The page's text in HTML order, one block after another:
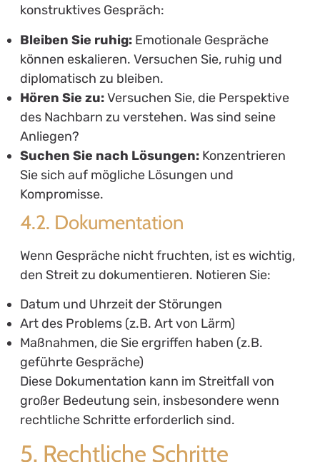
konstruktives Gespräch:
Bleiben Sie ruhig:Emotionale Gespräche
können eskalieren. Versuchen Sie, ruhig und
diplomatisch zu bleiben.
Hören Sie zu:Versuchen Sie, die Perspektive
des Nachbarn zu verstehen. Was sind seine
Anliegen?
Suchen Sie nach Lösungen:Konzentrieren
Sie sich auf mögliche Lösungen und
Kompromisse.
4.2. Dokumentation
Wenn Gespräche nicht fruchten, ist es wichtig,
den Streit zu dokumentieren. Notieren Sie:
Datum und Uhrzeit der Störungen
Art des Problems (z.B. Art von Lärm)
Maßnahmen, die Sie ergriffen haben (z.B.
geführte Gespräche)
Diese Dokumentation kann im Streitfall von
großer Bedeutung sein, insbesondere wenn
rechtliche Schritte erforderlich sind.
5. Rechtliche Schritte